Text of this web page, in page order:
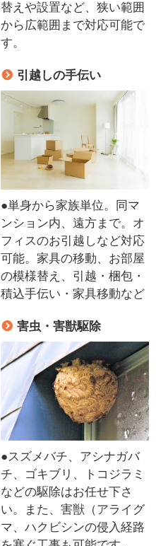
替えや設置など、狭い範囲
から広範囲まで対応可能で
す。
引越しの手伝い
●単身から家族単位。同マ
ンション内、遠方まで。オ
フィスのお引越しなど対応
可能。家具の移動、お部屋
の模様替え、引越・梱包・
積込手伝い・家具移動など
害虫・害獣駆除
●スズメバチ、アシナガバ
チ、ゴキブリ、トコジラミ
などの駆除はお任せ下さ
い。また、害獣（アライグ
マ、ハクビシンの侵入経路